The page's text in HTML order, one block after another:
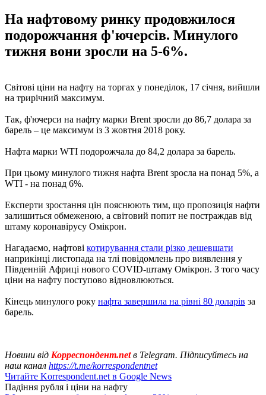
На нафтовому ринку продовжилося
подорожчання ф'ючерсів. Минулого
тижня вони зросли на 5-6%.
Світові ціни на нафту на торгах у понеділок, 17 січня, вийшли
на трирічний максимум.
Так, ф'ючерси на нафту марки Brent зросли до 86,7 долара за
барель – це максимум із 3 жовтня 2018 року.
Нафта марки WTI подорожчала до 84,2 долара за барель.
При цьому минулого тижня нафта Brent зросла на понад 5%, а
WTI - на понад 6%.
Експерти зростання цін пояснюють тим, що пропозиція нафти
залишиться обмеженою, а світовий попит не постраждав від
штаму коронавірусу Омікрон.
Нагадаємо, нафтові котирування стали різко дешевшати
наприкінці листопада на тлі повідомлень про виявлення у
Південній Африці нового COVID-штаму Омікрон. З того часу
ціни на нафту поступово відновлюються.
Кінець минулого року нафтa завершила на рівні 80 доларів за
барель.
Новини від Корреспондент.netв Telegram. Підписуйтесь на
наш канал https://t.me/korrespondentnet
Читайте Korrespondent.net в Google News
Падіння рубля і ціни на нафту